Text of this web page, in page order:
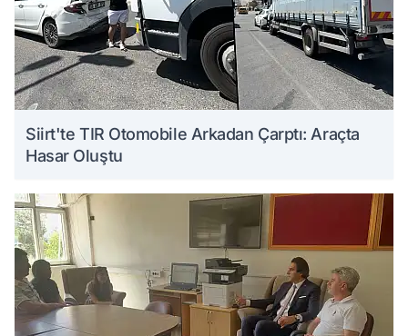
Siirt'te TIR Otomobile Arkadan Çarptı: Araçta
Hasar Oluştu